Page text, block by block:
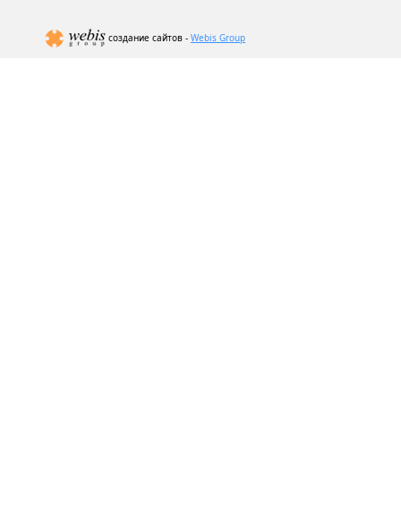
создание сайтов - Webis Group